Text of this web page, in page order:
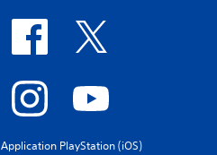
Application PlayStation (iOS)